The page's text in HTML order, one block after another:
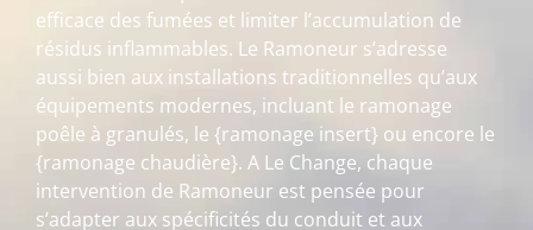
efficace des fumées et limiter l’accumulation de
résidus inflammables. Le Ramoneur s’adresse
aussi bien aux installations traditionnelles qu’aux
équipements modernes, incluant le ramonage
poêle à granulés, le {ramonage insert} ou encore le
{ramonage chaudière}. A Le Change, chaque
intervention de Ramoneur est pensée pour
s’adapter aux spécificités du conduit et aux